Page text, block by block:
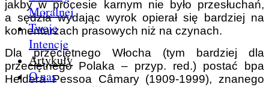
Moralnej
Twoje
Intencje
Artykuły
O nas
jakby w procesie karnym nie było przesłuchań,
a sędzia wydając wyrok opierał się bardziej na
komentarzach prasowych niż na czynach.
Dla przeciętnego Włocha (tym bardziej dla
przeciętnego Polaka – przyp. red.) postać bpa
Heldera Pessoa Câmary (1909-1999), znanego